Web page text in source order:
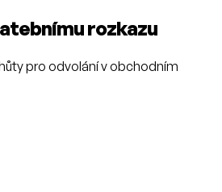
rozkazu
pro odvolání v obchodním